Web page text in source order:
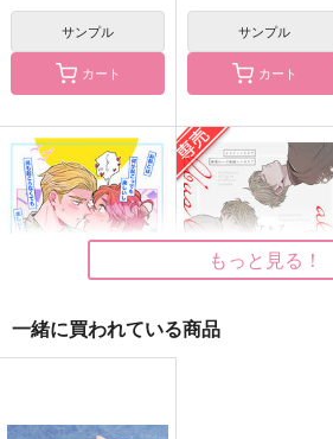
木曜日4：20
Hello, Spica
2,420円（税込）
アーサー×本田菊
サンプル
作品詳細
Fragrantia
怒涛のトマト缶大行
進
2,829円（税込）
アントーニョ×ロヴィーノ
サンプル
サンプル
カート
サンプル
カート
もっと見る！
一緒に買われている商品